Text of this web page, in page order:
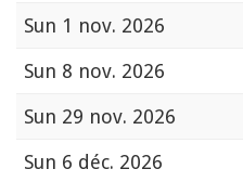
Sun 1 nov. 2026
Sun 8 nov. 2026
Sun 29 nov. 2026
Sun 6 déc. 2026